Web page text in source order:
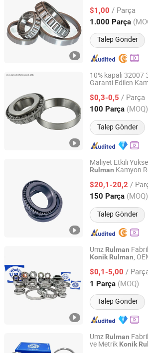
$1,00 / Parça
1.000 Parça
Talep Gönder
Shandong, China Fiyat
10% kapalı
Garanti Edilen
$0,3-0,5 / Parça
100 Parça (MOQ)
Talep Gönder
CIXI GNYAR BEARING CO., LTD.
Zhejiang, China Fiyat 2018
Maliyet Etkili
Rulman Kamyon
$20,1-20,2 /
150 Parça (MOQ)
Talep Gönder
Linqing Nuoer Bearing Co., Ltd.
Shandong, China Fiyat 2026
Umz Rulman
Konik Rulman,
KalitesiRulmanlar
$0,1-5,00 /
1 Parça (MOQ)
Talep Gönder
Shandong Meizhou Precision Bearing
Shandong, China Fiyat 2022
Umz Rulman
ve Metrik Konik
Shandong Meizhou Precision Bearing